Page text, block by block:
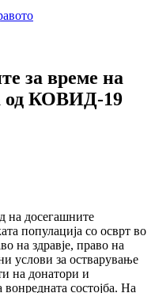
за време на
од КОВИД-19
на досегашните
популација со осврт во
на здравје, право на
услови за остварување
на донатори и
состојба. На